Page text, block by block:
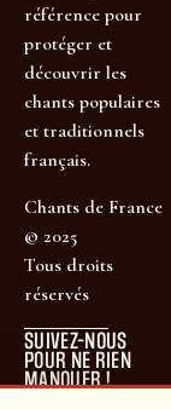
référence pour
protéger et
découvrir les
chants populaires
et traditionnels
français.
Chants de France
© 2025
Tous droits
réservés
SUIVEZ-NOUS
POUR NE RIEN
MANQUER !